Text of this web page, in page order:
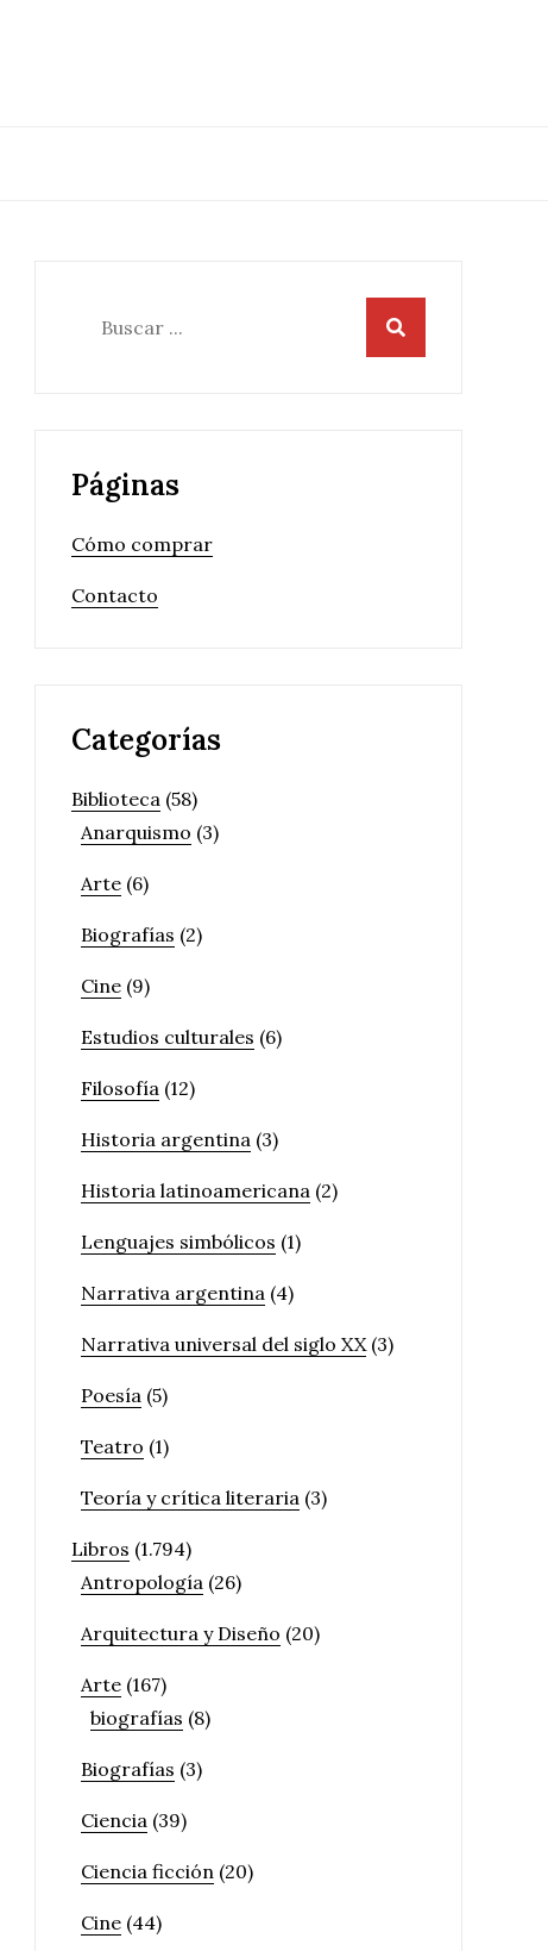
Páginas
Cómo comprar
Contacto
Categorías
Biblioteca (58)
Anarquismo (3)
Arte (6)
Biografías (2)
Cine (9)
Estudios culturales (6)
Filosofía (12)
Historia argentina (3)
Historia latinoamericana (2)
Lenguajes simbólicos (1)
Narrativa argentina (4)
Narrativa universal del siglo XX(3)
Poesía (5)
Teatro (1)
Teoría y crítica literaria (3)
Libros (1.794)
Antropología (26)
Arquitectura y Diseño (20)
Arte (167)
biografías (8)
Biografías (3)
Ciencia (39)
Ciencia ficción (20)
Cine (44)